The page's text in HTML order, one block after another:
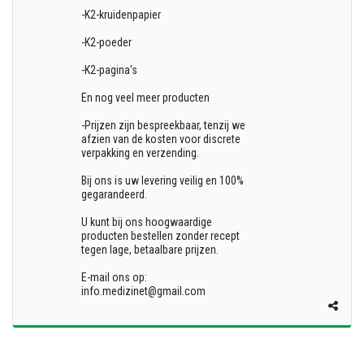
-K2-kruidenpapier
-K2-poeder
-K2-pagina's
En nog veel meer producten
-Prijzen zijn bespreekbaar, tenzij we
afzien van de kosten voor discrete
verpakking en verzending.
Bij ons is uw levering veilig en 100%
gegarandeerd.
U kunt bij ons hoogwaardige
producten bestellen zonder recept
tegen lage, betaalbare prijzen.
E-mail ons op:
info.medizinet@gmail.com